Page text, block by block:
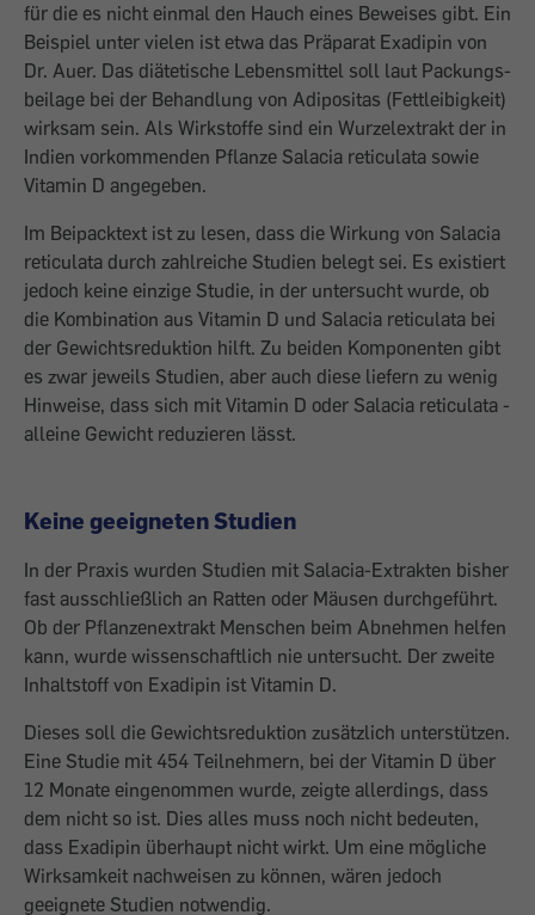
für die es nicht einmal den Hauch eines Beweises gibt. Ein
Beispiel unter vielen ist etwa das Präparat Exadipin von
Dr. Auer. Das diätetische Lebensmittel soll laut Packungs­
beilage bei der Behandlung von Adipositas (Fettleibigkeit)
wirksam sein. Als Wirkstoffe sind ein Wurzelextrakt der in
Indien vor­kommenden Pflanze Salacia reticulata sowie
Vitamin D angegeben.
Im Beipacktext ist zu lesen, dass die Wirkung von Salacia
reticulata durch zahlreiche Studien belegt sei. Es ­exis­tiert
jedoch keine einzige Studie, in der untersucht wurde, ob
die Kombination aus Vitamin D und Salacia reticulata bei
der ­Gewichtsreduktion hilft. Zu beiden Komponenten gibt
es zwar jeweils Studien, aber auch diese liefern zu wenig
Hinweise, dass sich mit Vitamin D oder Salacia reticulata ­
alleine Gewicht reduzieren lässt.
Keine geeigneten Studien
In der Praxis wurden Studien mit Salacia-Extrakten bisher
fast ausschließlich an Ratten oder Mäusen durchgeführt.
Ob der Pflanzenextrakt Menschen beim Abnehmen helfen
kann, wurde wissenschaftlich nie untersucht. Der zweite
Inhaltstoff von Exadipin ist Vitamin D.
Dieses soll die Gewichtsreduktion zusätzlich unterstützen.
Eine Studie mit 454 Teilnehmern, bei der Vitamin D über
12 Monate eingenommen wurde, zeigte allerdings, dass
dem nicht so ist. Dies alles muss noch nicht bedeuten,
dass Exadipin überhaupt nicht wirkt. Um eine mögliche
Wirksamkeit nachweisen zu können, wären jedoch
geeignete Studien notwendig.